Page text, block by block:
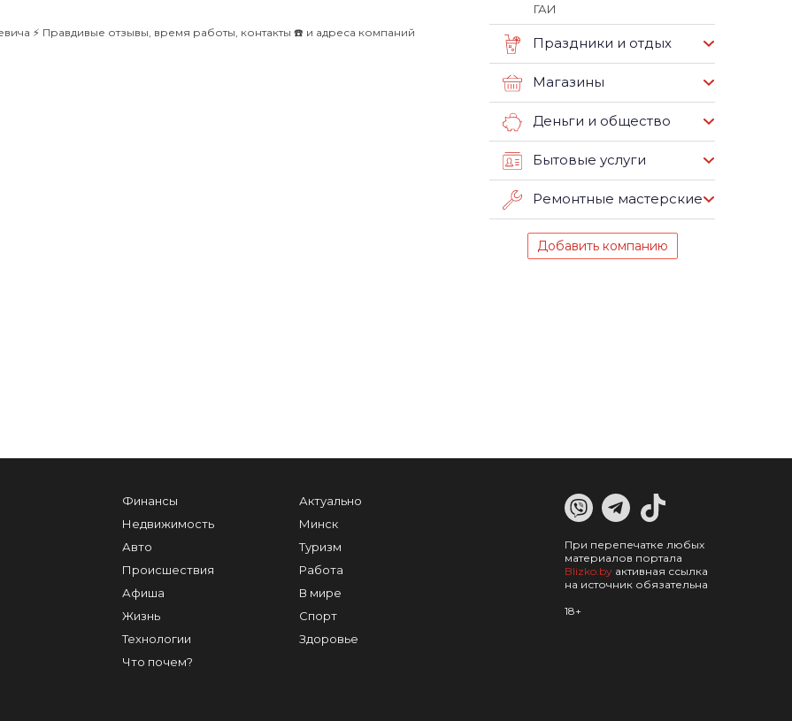
⚡️ Правдивые отзывы, время работы, контакты ☎️ и адреса компаний
ГАИ
Праздники и отдых
Магазины
Деньги и общество
Бытовые услуги
Ремонтные мастерские
Добавить компанию
Финансы
Недвижимость
Авто
Происшествия
Афиша
Жизнь
Технологии
Что почем?
Актуально
Минск
Туризм
Работа
В мире
Спорт
Здоровье
При перепечатке любых
материалов портала
Blizko.by активная ссылка
на источник обязательна
18+